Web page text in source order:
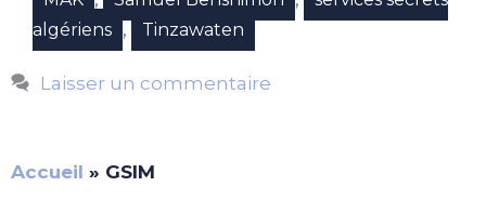
algériens , Tinzawaten
Laisser un commentaire
Accueil » GSIM